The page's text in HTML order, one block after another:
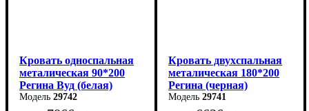
Кровать односпальная
металическая 90*200
Регина Вуд (белая)
29742
Кровать двухспальная
металическая 180*200
Регина (черная)
29741